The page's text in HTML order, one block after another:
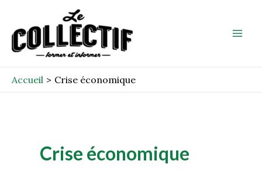
contenu
Accueil Crise économique
Crise économique